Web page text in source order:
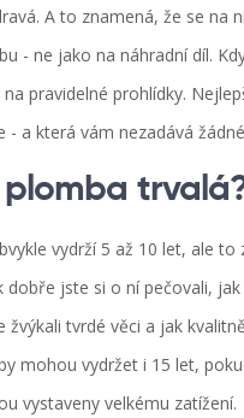
A to znamená, že se na
- ne jako na náhradní díl.
pravidelné prohlídky.
- a která vám nezadává
vydrží 5 až 10 let, ale to
dobře jste si o ní pečovali,
žvýkali tvrdé věci a jak
mohou vydržet i 15 let,
vystaveny velkému zatížení.